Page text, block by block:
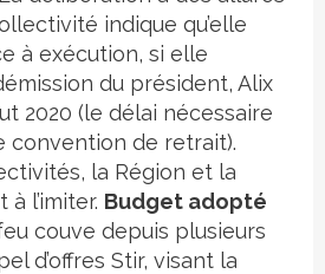
indique qu’elle
à exécution, si elle
du président, Alix
2020 (le délai nécessaire
convention de retrait).
la Région et la
à l’imiter. Budget adopté
couve depuis plusieurs
d’offres Stir, visant la